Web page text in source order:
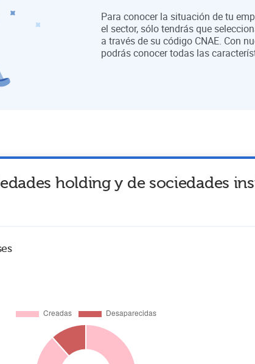
Para conocer la situación de tu
el sector, sólo tendrás que
a través de su código CNAE. Con
podrás conocer todas las
holding y de sociedades